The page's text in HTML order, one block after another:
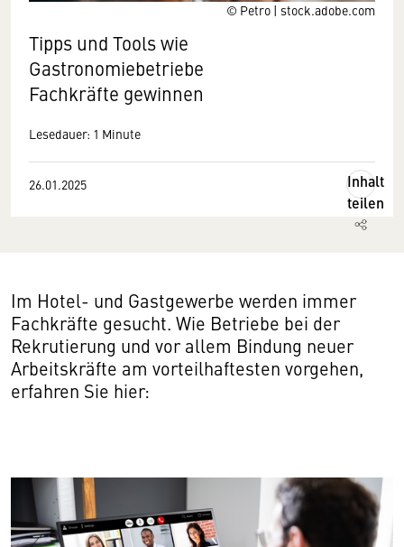
© Petro | stock.adobe.com
Tipps und Tools wie
Gastronomiebetriebe
Fachkräfte gewinnen
Lesedauer: 1 Minute
26.01.2025
Inhalt
teilen
Im Hotel- und Gastgewerbe werden immer
Fachkräfte gesucht. Wie Betriebe bei der
Rekrutierung und vor allem Bindung neuer
Arbeitskräfte am vorteilhaftesten vorgehen,
erfahren Sie hier: